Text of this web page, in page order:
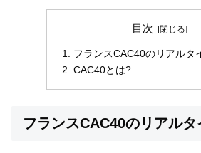
目次
フランスCAC40のリアルタ
CAC40とは?
フランスCAC40のリアルタ